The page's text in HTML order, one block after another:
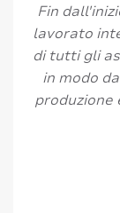
Fin
lavorato
di tutti gli
in modo